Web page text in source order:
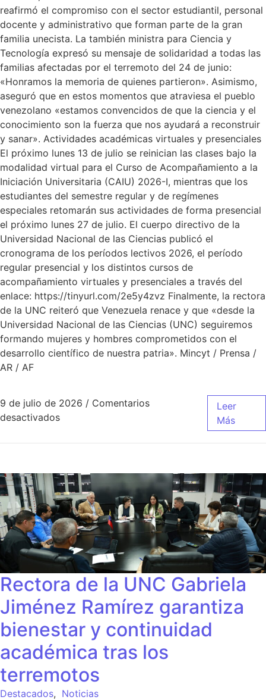
reafirmó el compromiso con el sector estudiantil, personal
docente y administrativo que forman parte de la gran
familia unecista. La también ministra para Ciencia y
Tecnología expresó su mensaje de solidaridad a todas las
familias afectadas por el terremoto del 24 de junio:
«Honramos la memoria de quienes partieron». Asimismo,
aseguró que en estos momentos que atraviesa el pueblo
venezolano «estamos convencidos de que la ciencia y el
conocimiento son la fuerza que nos ayudará a reconstruir
y sanar». Actividades académicas virtuales y presenciales
El próximo lunes 13 de julio se reinician las clases bajo la
modalidad virtual para el Curso de Acompañamiento a la
Iniciación Universitaria (CAIU) 2026-I, mientras que los
estudiantes del semestre regular y de regímenes
especiales retomarán sus actividades de forma presencial
el próximo lunes 27 de julio. El cuerpo directivo de la
Universidad Nacional de las Ciencias publicó el
cronograma de los períodos lectivos 2026, el período
regular presencial y los distintos cursos de
acompañamiento virtuales y presenciales a través del
enlace: https://tinyurl.com/2e5y4zvz Finalmente, la rectora
de la UNC reiteró que Venezuela renace y que «desde la
Universidad Nacional de las Ciencias (UNC) seguiremos
formando mujeres y hombres comprometidos con el
desarrollo científico de nuestra patria». Mincyt / Prensa /
AR / AF
9 de julio de 2026 / Comentarios
desactivados
Leer
Más
Rectora de la UNC Gabriela
Jiménez Ramírez garantiza
bienestar y continuidad
académica tras los
terremotos
Destacados, Noticias